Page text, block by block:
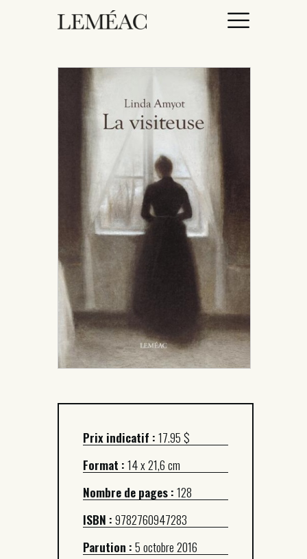
ACCUEIL
AUTEURICES
DROITS / RIGHTS
À PROPOS
Prix indicatif :17.95 $
Format :14 x 21,6 cm
Nombre de pages :128
ISBN :9782760947283
Parution :5 octobre 2016